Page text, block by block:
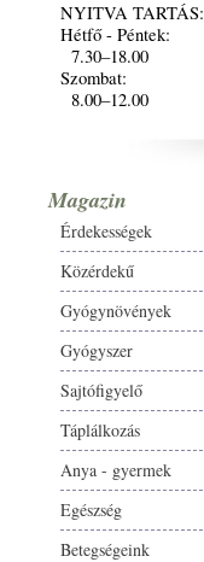
NYITVA TARTÁS:
Hétfő - Péntek:
7.30–18.00
Szombat:
8.00–12.00
Magazin
Érdekességek
Közérdekű
Gyógynövények
Gyógyszer
Sajtófigyelő
Táplálkozás
Anya - gyermek
Egészség
Betegségeink